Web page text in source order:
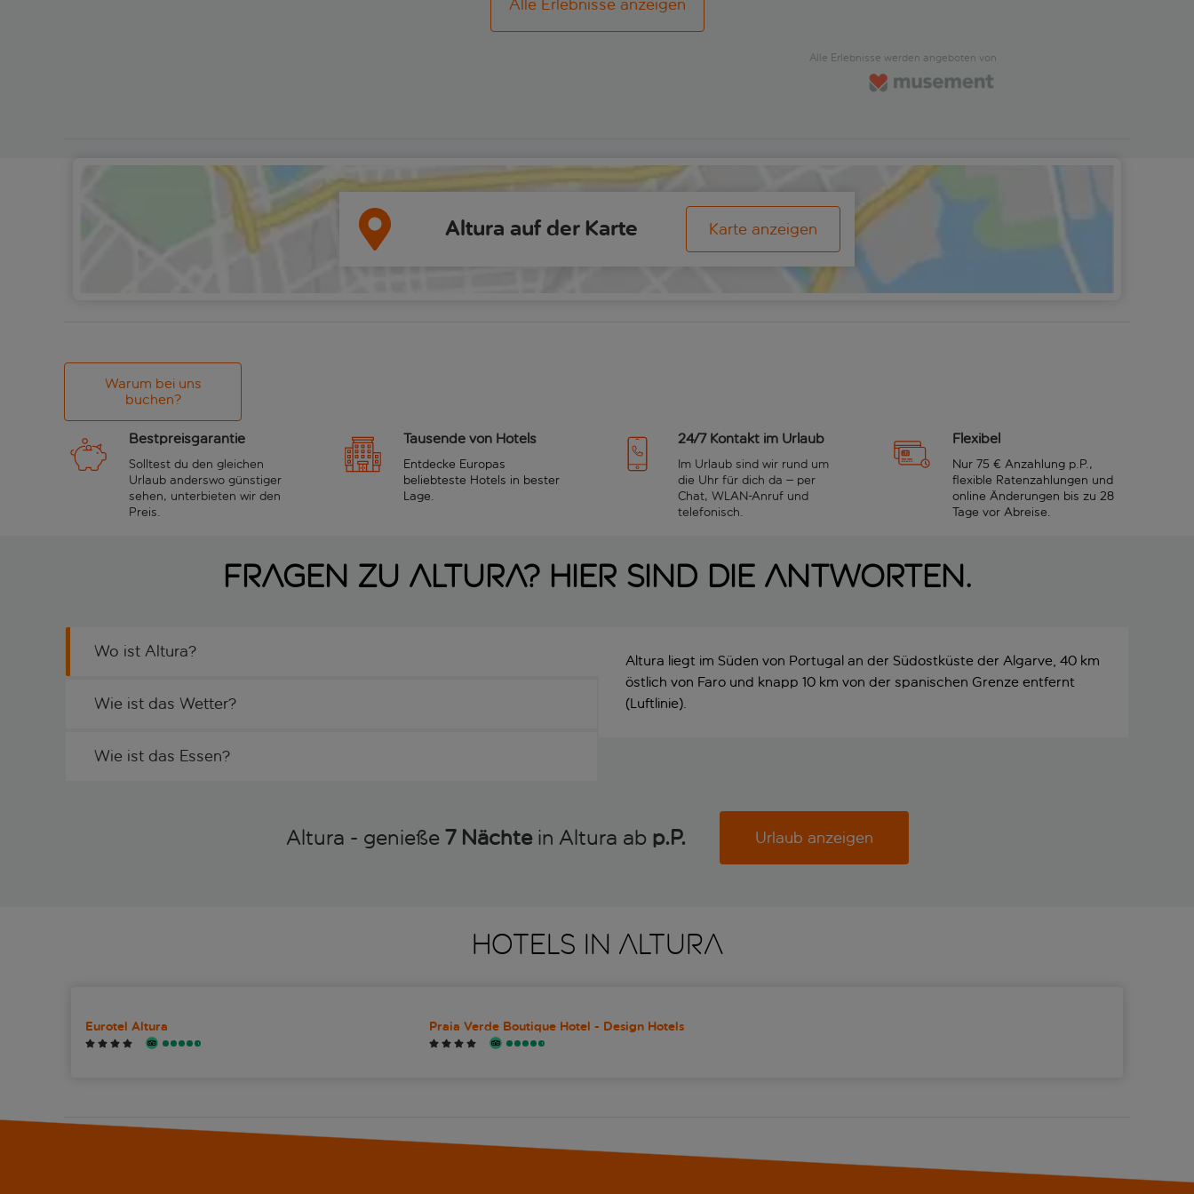
Alle Erlebnisse anzeigen
Alle Erlebnisse werden angeboten von
Altura auf der Karte Karte anzeigen
Warum bei uns
buchen?
Bestpreisgarantie
Solltest du den gleichen
Urlaub anderswo günstiger
sehen, unterbieten wir den
Preis.
Tausende von Hotels
Entdecke Europas
beliebteste Hotels in bester
Lage.
24/7 Kontakt im Urlaub
Im Urlaub sind wir rund um
die Uhr für dich da – per
Chat, WLAN-Anruf und
telefonisch.
Flexibel
Nur 75 € Anzahlung p.P.,
flexible Ratenzahlungen und
online Änderungen bis zu 28
Tage vor Abreise.
Fragen zu Altura? Hier sind die Antworten.
Wo ist Altura?
Wie ist das Wetter?
Wie ist das Essen?
Altura liegt im Süden von Portugal an der Südostküste der Algarve, 40 km
östlich von Faro und knapp 10 km von der spanischen Grenze entfernt
(Luftlinie).
Altura - genieße 7 Nächtein Altura ab p.P. Urlaub anzeigen
HOTELS IN ALTURA
Eurotel Altura Praia Verde Boutique Hotel - Design Hotels